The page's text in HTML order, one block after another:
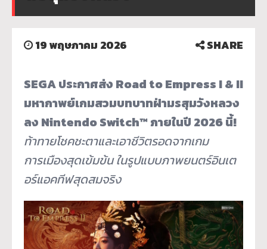
19 พฤษภาคม 2026 SHARE
SEGA ประกาศส่ง Road to Empress I & II
มหากาพย์เกมสวมบทบาทฝ่ามรสุมวังหลวง
ลง Nintendo Switch™ ภายในปี 2026 นี้!
ท้าทายโชคชะตาและเอาชีวิตรอดจากเกม
การเมืองสุดเข้มข้น ในรูปแบบภาพยนตร์อินเต
อร์แอคทีฟสุดสมจริง